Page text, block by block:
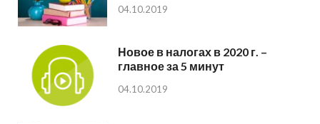
04.10.2019
Новое в налогах в 2020 г. –
главное за 5 минут
04.10.2019